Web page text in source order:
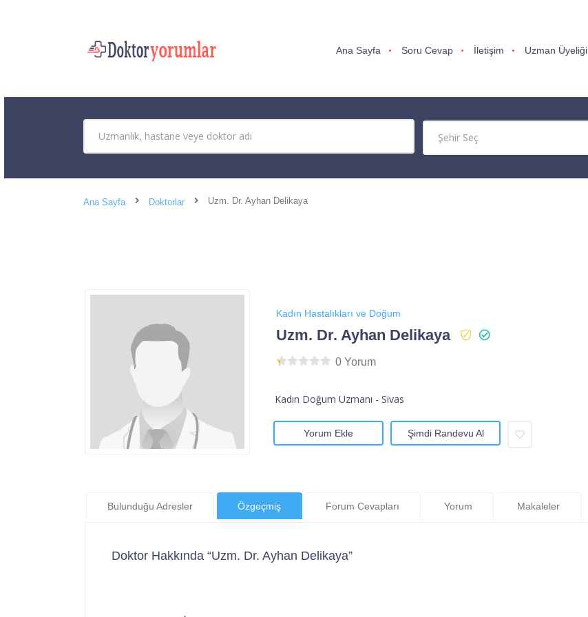
Ana Sayfa Soru Cevap İletişim Uzman Üyeliği
Ana Sayfa Doktorlar Uzm. Dr. Ayhan Delikaya
Kadın Hastalıkları ve Doğum
Uzm. Dr. Ayhan Delikaya
0 Yorum
Kadın Doğum Uzmanı - Sivas
Yorum Ekle Şimdi Randevu Al
Bulunduğu Adresler Özgeçmiş Forum Cevapları Yorum Makaleler
Doktor Hakkında “Uzm. Dr. Ayhan Delikaya”